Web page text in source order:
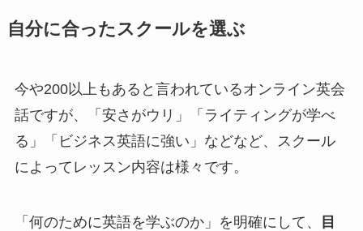
自分に合ったスクールを選ぶ
今や200以上もあると言われているオンライン英会
話ですが、「安さがウリ」「ライティングが学べ
る」「ビジネス英語に強い」などなど、スクール
によってレッスン内容は様々です。
「何のために英語を学ぶのか」を明確にして、
目